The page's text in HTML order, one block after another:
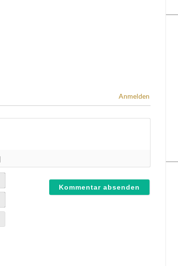
Anmelden